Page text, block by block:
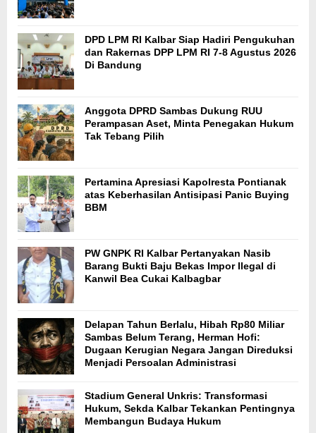
DPD LPM RI Kalbar Siap Hadiri Pengukuhan
dan Rakernas DPP LPM RI 7-8 Agustus 2026
Di Bandung
Anggota DPRD Sambas Dukung RUU
Perampasan Aset, Minta Penegakan Hukum
Tak Tebang Pilih
Pertamina Apresiasi Kapolresta Pontianak
atas Keberhasilan Antisipasi Panic Buying
BBM
PW GNPK RI Kalbar Pertanyakan Nasib
Barang Bukti Baju Bekas Impor Ilegal di
Kanwil Bea Cukai Kalbagbar
Delapan Tahun Berlalu, Hibah Rp80 Miliar
Sambas Belum Terang, Herman Hofi:
Dugaan Kerugian Negara Jangan Direduksi
Menjadi Persoalan Administrasi
Stadium General Unkris: Transformasi
Hukum, Sekda Kalbar Tekankan Pentingnya
Membangun Budaya Hukum